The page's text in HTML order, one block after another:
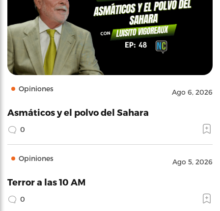
Opiniones Ago 6, 2026
Asmáticos y el polvo del Sahara
0
Opiniones Ago 5, 2026
Terror a las 10 AM
0